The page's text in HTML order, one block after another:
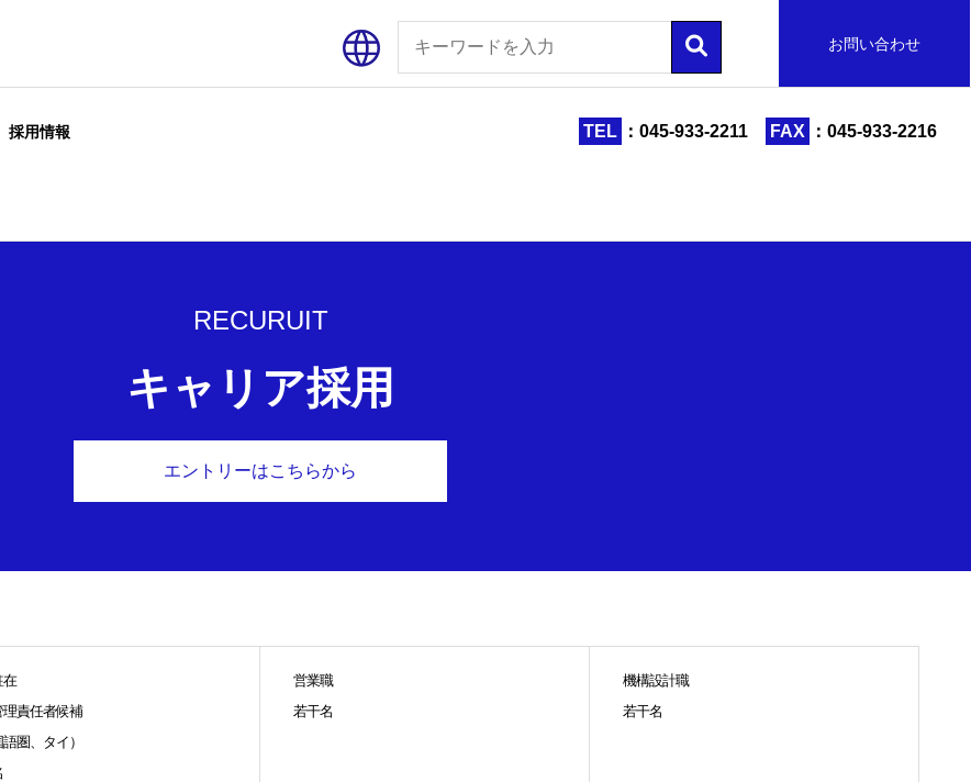
採用情報 TEL ：045-933-2211 FAX ：045-933-2216
お問い合わせ
RECURUIT
キャリア採用
エントリーはこちらから
在
理責任者候補
語圏、タイ）
営業職
若干名
機構設計職
若干名